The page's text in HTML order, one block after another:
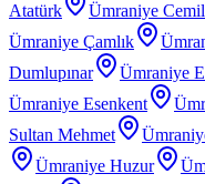
Atatürk
Ümraniye
Ümraniye Çamlık
Dumlupınar
Ümraniye
Ümraniye Esenkent
Sultan Mehmet
Ümraniye Huzur